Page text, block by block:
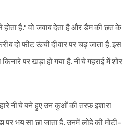
है." वो जवाब देता है और डैम की छत के
दो फीट ऊंची दीवार पर चढ़ जाता है. इस
पर खड़ा हो गया है. नीचे गहराई में शोर
नीचे बने हुए उन कुओं की तरफ़ इशारा
भय सा छा जाता है. उनमें लोहे की मोटी-